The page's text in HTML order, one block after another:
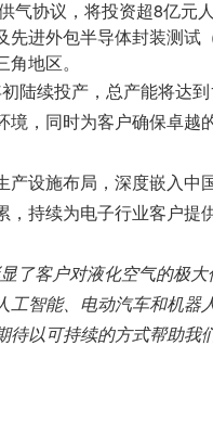
气协议，将投资超8亿元
进外包半导体封装测试
地区。
陆续投产，总产能将达
，同时为客户确保卓越
设施布局，深度嵌入中
持续为电子行业客户提
了客户对液化空气的极
智能、电动汽车和机
以可持续的方式帮助我